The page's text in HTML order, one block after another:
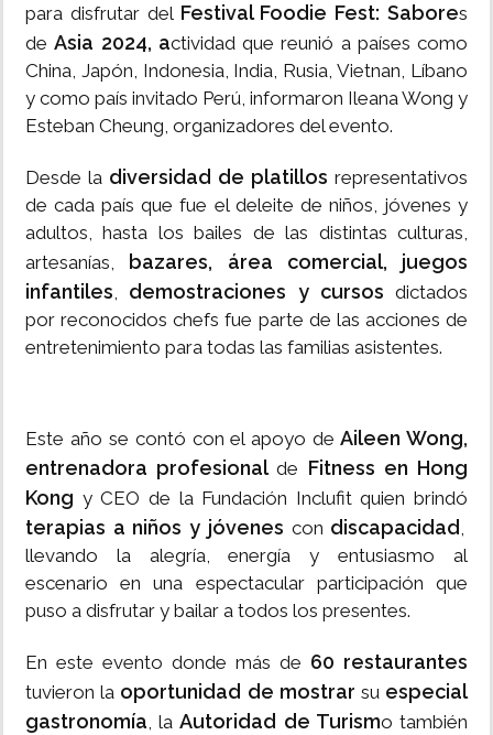
para disfrutar del Festival Foodie Fest: Sabores
deAsia 2024, actividad que reunió a países como
China, Japón, Indonesia, India, Rusia, Vietnan, Líbano
y como país invitado Perú, informaron Ileana Wong y
Esteban Cheung, organizadores del evento.
Desde la diversidad de platillos representativos
de cada país que fue el deleite de niños, jóvenes y
adultos, hasta los bailes de las distintas culturas,
artesanías,
bazares, área comercial, juegos
infantiles, demostraciones y cursos dictados
por reconocidos chefs fue parte de las acciones de
entretenimiento para todas las familias asistentes.
Este año se contó con el apoyo de Aileen Wong,
entrenadora profesionalde Fitness en Hong
Kong y CEO de la Fundación Inclufit quien brindó
terapias a niños y jóvenes con discapacidad ,
llevando la alegría, energía y entusiasmo al
escenario en una espectacular participación que
puso a disfrutar y bailar a todos los presentes.
En este evento donde más de 60 restaurantes
tuvieron la oportunidad de mostrar su especial
gastronomía, laAutoridad de Turismo también